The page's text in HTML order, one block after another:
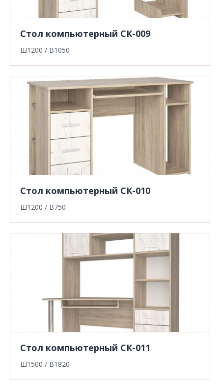
Стол компьютерный СК-009
Ш1200 / В1050
Стол компьютерный СК-010
Ш1200 / В750
Стол компьютерный СК-011
Ш1500 / В1820